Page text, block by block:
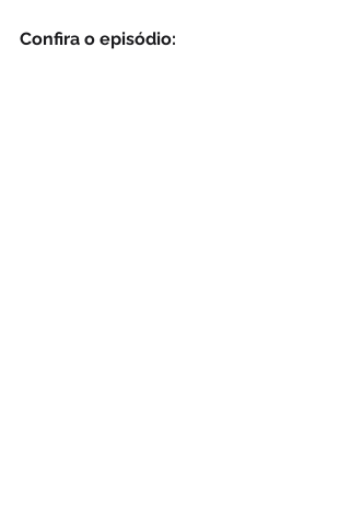
Confira o episódio: